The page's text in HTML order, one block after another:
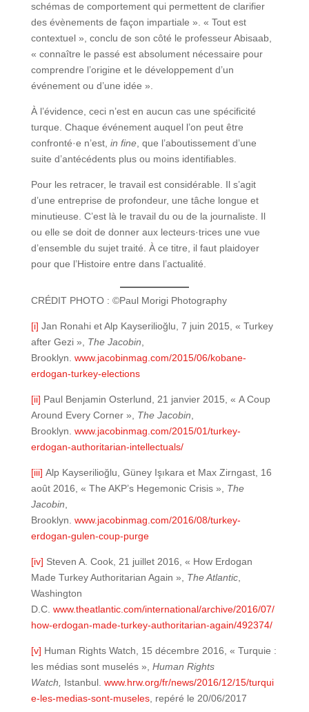
schémas de comportement qui permettent de clarifier
des évènements de façon impartiale ». « Tout est
contextuel », conclu de son côté le professeur Abisaab,
« connaître le passé est absolument nécessaire pour
comprendre l’origine et le développement d’un
événement ou d’une idée ».
À l’évidence, ceci n’est en aucun cas une spécificité
turque. Chaque événement auquel l’on peut être
confronté·e n’est, in fine, que l’aboutissement d’une
suite d’antécédents plus ou moins identifiables.
Pour les retracer, le travail est considérable. Il s’agit
d’une entreprise de profondeur, une tâche longue et
minutieuse. C’est là le travail du ou de la journaliste. Il
ou elle se doit de donner aux lecteurs·trices une vue
d’ensemble du sujet traité. À ce titre, il faut plaidoyer
pour que l’Histoire entre dans l’actualité.
CRÉDIT PHOTO : ©Paul Morigi Photography
[i] Jan Ronahi et Alp Kayserilioğlu, 7 juin 2015, « Turkey
after Gezi », The Jacobin
Brooklyn. www.jacobinmag.com/2015/06/kobane-
erdogan-turkey-elections
[ii] Paul Benjamin Osterlund, 21 janvier 2015, « A Coup
Around Every Corner », The Jacobin
Brooklyn. www.jacobinmag.com/2015/01/turkey-
erdogan-authoritarian-intellectuals/
[iii] Alp Kayserilioğlu, Güney Işıkara et Max Zirngast, 16
août 2016, « The AKP’s Hegemonic Crisis », The
Jacobin
Brooklyn. www.jacobinmag.com/2016/08/turkey-
erdogan-gulen-coup-purge
[iv] Steven A. Cook, 21 juillet 2016, « How Erdogan
Made Turkey Authoritarian Again », The Atlantic,
Washington
D.C. www.theatlantic.com/international/archive/2016/07/
how-erdogan-made-turkey-authoritarian-again/492374/
[v] Human Rights Watch, 15 décembre 2016, « Turquie :
les médias sont muselés », Human Rights
Watch, Istanbul. www.hrw.org/fr/news/2016/12/15/turqui
e-les-medias-sont-museles, repéré le 20/06/2017